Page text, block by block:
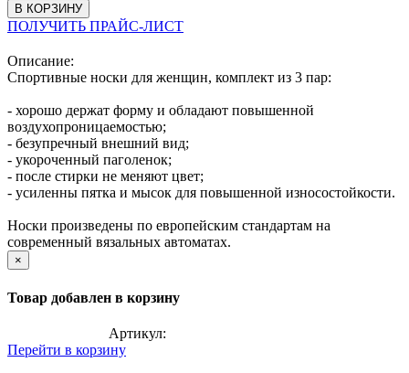
В КОРЗИНУ
ПОЛУЧИТЬ ПРАЙС-ЛИСТ
Описание:
Спортивные носки для женщин, комплект из 3 пар:
- хорошо держат форму и обладают повышенной
воздухопроницаемостью;
- безупречный внешний вид;
- укороченный паголенок;
- после стирки не меняют цвет;
- усиленны пятка и мысок для повышенной износостойкости.
Носки произведены по европейским стандартам на
современный вязальных автоматах.
×
Товар добавлен в корзину
Артикул:
Перейти в корзину